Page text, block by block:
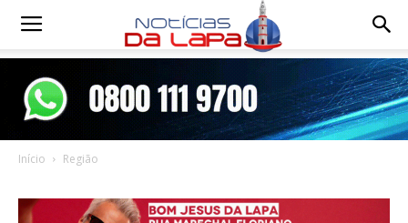
Notícias
Início Região